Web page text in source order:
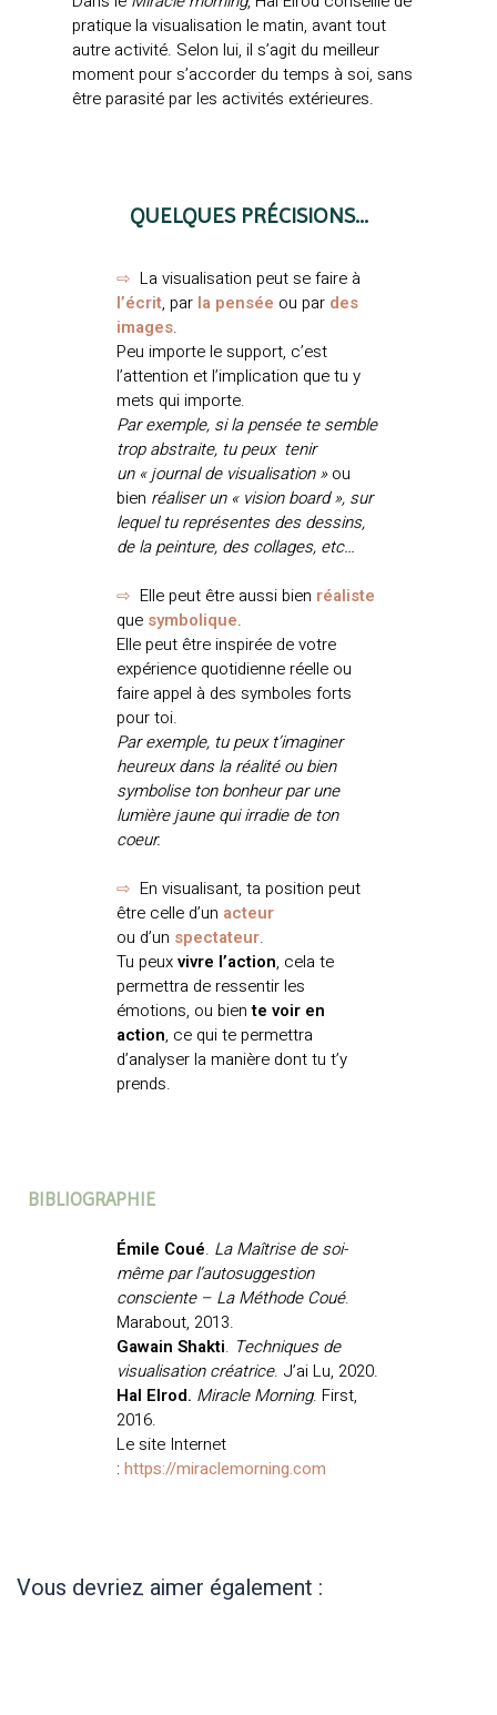
pratique la visualisation le matin, avant tout
autre activité. Selon lui, il s’agit du meilleur
moment pour s’accorder du temps à soi, sans
être parasité par les activités extérieures.
QUELQUES PRÉCISIONS...
⇨ La visualisation peut se faire à
l’écrit, par la pensée ou par des
images.
Peu importe le support, c’est
l’attention et l’implication que tu y
mets qui importe.
Par exemple, si la pensée te semble
trop abstraite, tu peux tenir
un «journal de visualisation»ou
bien réaliser un « vision board », sur
lequel tu représentes des dessins,
de la peinture, des collages, etc…
⇨ Elle peut être aussi bien réaliste
que symbolique.
Elle peut être inspirée de votre
expérience quotidienne réelle ou
faire appel à des symboles forts
pour toi.
Par exemple, tu peux t’imaginer
heureux dans la réalité ou bien
symbolise ton bonheur par une
lumière jaune qui irradie de ton
coeur.
⇨ En visualisant, ta position peut
être celle d’un acteur
ou d’un spectateur.
Tu peuxvivre l’action, cela te
permettra de ressentir les
émotions, ou biente voir en
action, ce qui te permettra
d’analyser la manière dont tu t’y
prends.
BIBLIOGRAPHIE
Émile Coué. La Maîtrise de soi-
même par l’autosuggestion
consciente – La Méthode Coué.
Marabout, 2013.
Gawain Shakti. Techniques de
visualisation créatrice. J’ai Lu, 2020.
Hal Elrod. Miracle Morning. First,
2016.
Le site Internet
:https://miraclemorning.com
Vous devriez aimer également :